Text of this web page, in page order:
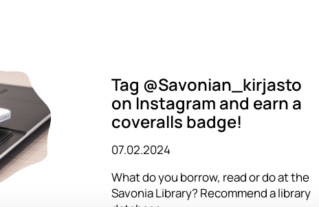
Tag @Savonian_kirjasto
on Instagram and earn a
coveralls badge!
07.02.2024
What do you borrow, read or do at the
Savonia Library? Recommend a library